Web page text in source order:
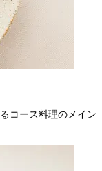
コース料理のメイン